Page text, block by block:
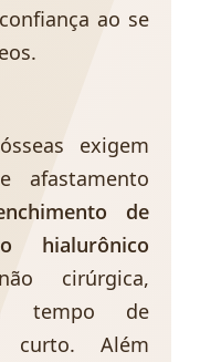
ao se
exigem
afastamento
de
hialurônico
cirúrgica,
tempo de
curto. Além